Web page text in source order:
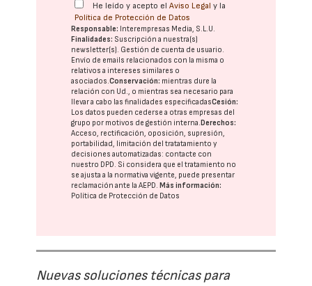
He leído y acepto elAviso Legal y la
Política de Protección de Datos
Responsable: Interempresas Media, S.L.U.
Finalidades: Suscripción a nuestra(s)
newsletter(s). Gestión de cuenta de usuario.
Envío de emails relacionados con la misma o
relativos a intereses similares o
asociados.Conservación: mientras dure la
relación con Ud., o mientras sea necesario para
llevar a cabo las finalidades especificadasCesión:
Los datos pueden cederse a otras empresas del
grupo por motivos de gestión interna. Derechos:
Acceso, rectificación, oposición, supresión,
portabilidad, limitación del tratatamiento y
decisiones automatizadas: contacte con
nuestro DPD. Si considera que el tratamiento no
se ajusta a la normativa vigente, puede presentar
reclamación ante laAEPD. Más información:
Política de Protección de Datos
Nuevas soluciones técnicas para